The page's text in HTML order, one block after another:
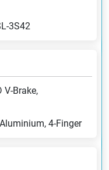
3S42
V-Brake,
4-Finger